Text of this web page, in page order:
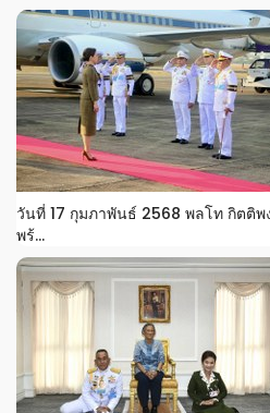
วันที่ 17 กุมภาพันธ์ 2568 พลโท กิตติ
พร้...